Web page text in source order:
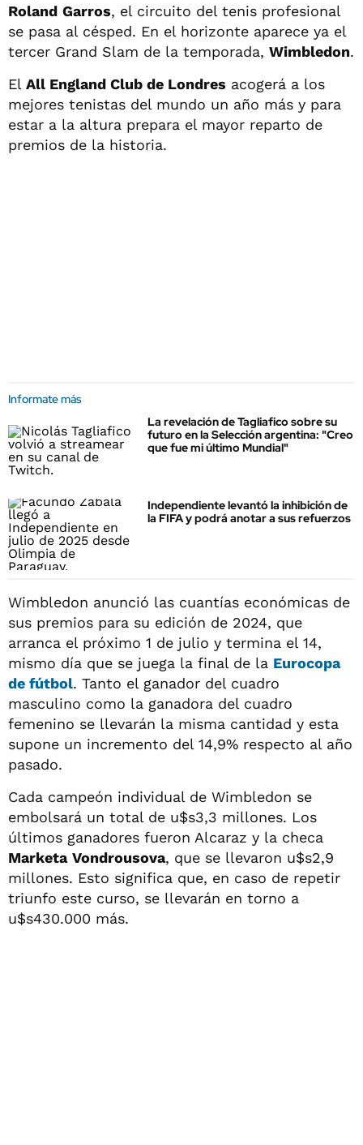
Roland Garros, el circuito del tenis profesional
se pasa al césped. En el horizonte aparece ya el
tercer Grand Slam de la temporada, Wimbledon.
El All England Club de Londres acogerá a los
mejores tenistas del mundo un año más y para
estar a la altura prepara el mayor reparto de
premios de la historia.
Informate más
La revelación de Tagliafico sobre su
futuro en la Selección argentina: "Creo
que fue mi último Mundial"
Independiente levantó la inhibición de
la FIFA y podrá anotar a sus refuerzos
Wimbledon anunció las cuantías económicas de
sus premios para su edición de 2024, que
arranca el próximo 1 de julio y termina el 14,
mismo día que se juega la final de la Eurocopa
de fútbol. Tanto el ganador del cuadro
masculino como la ganadora del cuadro
femenino se llevarán la misma cantidad y esta
supone un incremento del 14,9% respecto al año
pasado.
Cada campeón individual de Wimbledon se
embolsará un total de u$s3,3 millones. Los
últimos ganadores fueron Alcaraz y la checa
Marketa Vondrousova, que se llevaron u$s2,9
millones. Esto significa que, en caso de repetir
triunfo este curso, se llevarán en torno a
u$s430.000 más.